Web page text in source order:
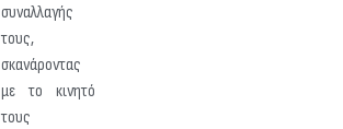
συναλλαγής
τους,
σκανάροντας
με το κινητό
τους